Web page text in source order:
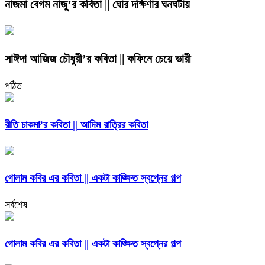
নাজমা বেগম নাজু’র কবিতা || ঘোর দক্ষিণার ঘনঘটায়
সাঈদা আজিজ চৌধুরী’র কবিতা || কফিনে চেয়ে ভারী
পঠিত
রীতি চাকমা’র কবিতা || আদিম রাত্রির কবিতা
গোলাম কবির এর কবিতা || একটা কাঙ্ক্ষিত স্বপ্নের গল্প
সর্বশেষ
গোলাম কবির এর কবিতা || একটা কাঙ্ক্ষিত স্বপ্নের গল্প